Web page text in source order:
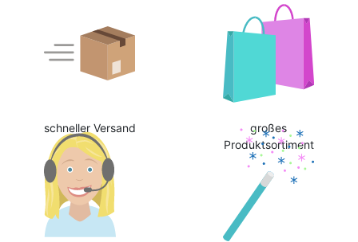
schneller Versand
großes
Produktsortiment